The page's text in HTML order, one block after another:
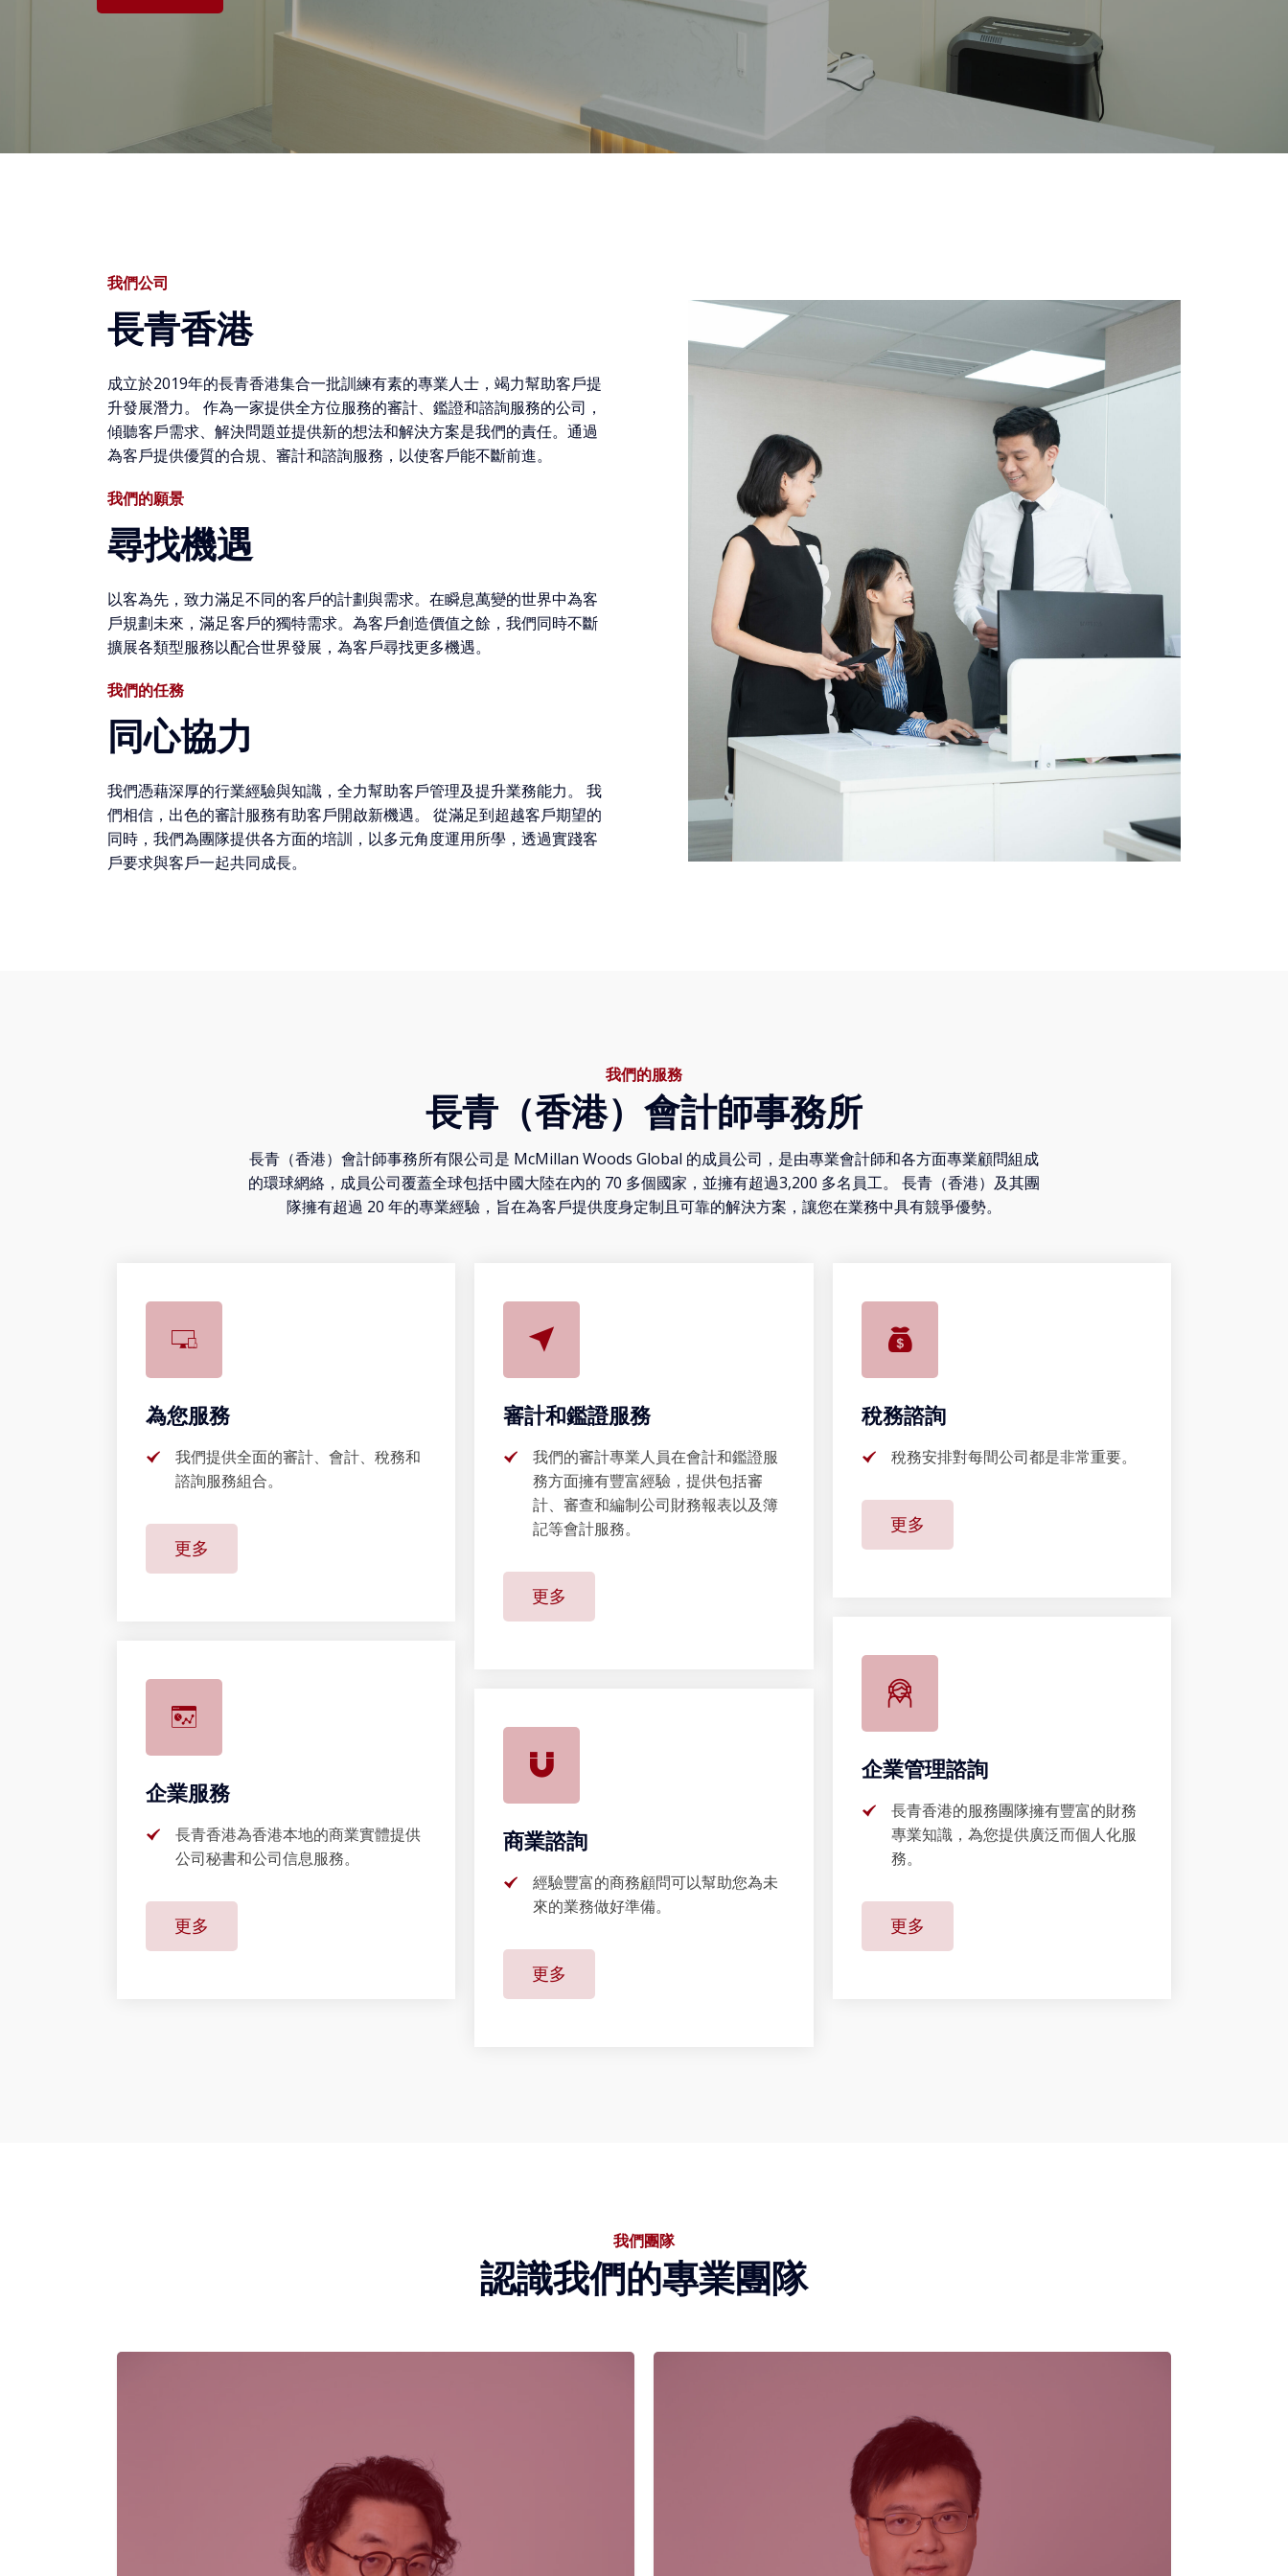
我們公司
長青香港
成立於2019年的長青香港集合一批訓練有素的專業人士，竭力幫助客戶提
升發展潛力。 作為一家提供全方位服務的審計、鑑證和諮詢服務的公司，
傾聽客戶需求、解決問題並提供新的想法和解決方案是我們的責任。通過
為客戶提供優質的合規、審計和諮詢服務，以使客戶能不斷前進。
我們的願景
尋找機遇
以客為先，致力滿足不同的客戶的計劃與需求。在瞬息萬變的世界中為客
戶規劃未來，滿足客戶的獨特需求。為客戶創造價值之餘，我們同時不斷
擴展各類型服務以配合世界發展，為客戶尋找更多機遇。
我們的任務
同心協力
我們憑藉深厚的行業經驗與知識，全力幫助客戶管理及提升業務能力。 我
們相信，出色的審計服務有助客戶開啟新機遇。 從滿足到超越客戶期望的
同時，我們為團隊提供各方面的培訓，以多元角度運用所學，透過實踐客
戶要求與客戶一起共同成長。
我們的服務
長青（香港）會計師事務所
長青（香港）會計師事務所有限公司是 McMillan Woods Global 的成員公司，是由專業會計師和各方面專業顧問組成
的環球網絡，成員公司覆蓋全球包括中國大陸在內的 70 多個國家，並擁有超過3,200 多名員工。 長青（香港）及其團
隊擁有超過 20 年的專業經驗，旨在為客戶提供度身定制且可靠的解決方案，讓您在業務中具有競爭優勢。
為您服務
我們提供全面的審計、會計、稅務和
諮詢服務組合。
更多
企業服務
長青香港為香港本地的商業實體提供
公司秘書和公司信息服務。
更多
審計和鑑證服務
我們的審計專業人員在會計和鑑證服
務方面擁有豐富經驗，提供包括審
計、審查和編制公司財務報表以及簿
記等會計服務。
更多
商業諮詢
經驗豐富的商務顧問可以幫助您為未
來的業務做好準備。
更多
稅務諮詢
稅務安排對每間公司都是非常重要。
更多
企業管理諮詢
長青香港的服務團隊擁有豐富的財務
專業知識，為您提供廣泛而個人化服
務。
更多
我們團隊
認識我們的專業團隊